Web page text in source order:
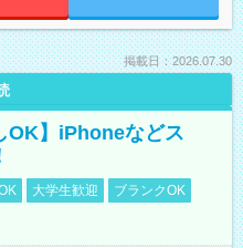
掲載日：2026.07.30
OK】iPhoneなどス
大学生歓迎
ブランクOK